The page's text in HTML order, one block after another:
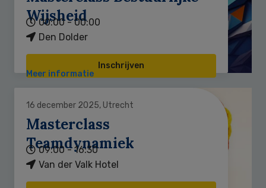
Wijsheid
00:00 - 00:00
Den Dolder
Inschrijven
Meer informatie
16 december 2025, Utrecht
Masterclass
Teamdynamiek
09:00 - 16:30
Van der Valk Hotel